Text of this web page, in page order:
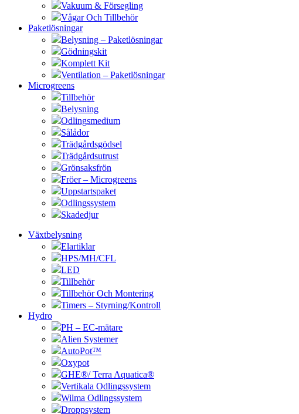
Vakuum & Försegling
Vågar Och Tillbehör
Paketlösningar
Belysning – Paketlösningar
Gödningskit
Komplett Kit
Ventilation – Paketlösningar
Microgreens
Tillbehör
Belysning
Odlingsmedium
Sålådor
Trädgårdsgödsel
Trädgårdsutrust
Grönsaksfrön
Fröer – Microgreens
Uppstartspaket
Odlingssystem
Skadedjur
Växtbelysning
Elartiklar
HPS/MH/CFL
LED
Tillbehör
Tillbehör Och Montering
Timers – Styrning/Kontroll
Hydro
PH – EC-mätare
Alien Systemer
AutoPot™
Oxypot
GHE®/ Terra Aquatica®
Vertikala Odlingssystem
Wilma Odlingssystem
Droppsystem